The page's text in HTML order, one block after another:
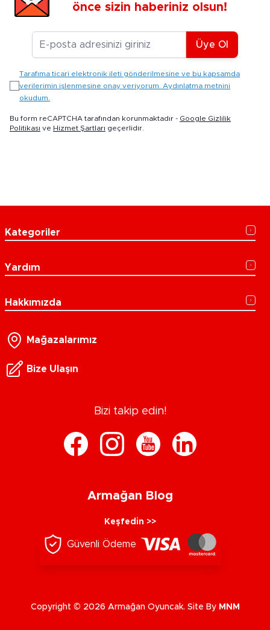
önce sizin haberiniz olsun!
E-posta Adresiniz
Üye Ol
Tarafıma ticari elektronik ileti gönderilmesine ve bu kapsamda
verilerimin işlenmesine onay veriyorum. Aydınlatma metnini
okudum.
Bu form reCAPTCHA tarafından korunmaktadır - Google Gizlilik
Politikası ve Hizmet Şartları geçerlidir.
Kategoriler
Yardım
Hakkımızda
Mağazalarımız
Bize Ulaşın
Bizi takip edin!
Armağan Blog
Keşfedin >>
Güvenli Ödeme
Copyright © 2026 Armağan Oyuncak. Site By MNM